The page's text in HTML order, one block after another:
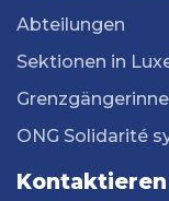
Abteilungen
Sektionen in
ONG Solidarité
Kontaktieren